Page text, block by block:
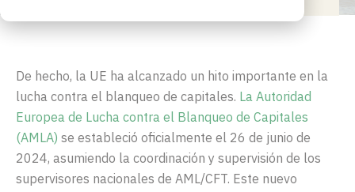
De hecho, la UE ha alcanzado un hito importante en la
lucha contra el blanqueo de capitales. La Autoridad
Europea de Lucha contra el Blanqueo de Capitales
(AMLA) se estableció oficialmente el 26 de junio de
2024, asumiendo la coordinación y supervisión de los
supervisores nacionales de AML/CFT. Este nuevo